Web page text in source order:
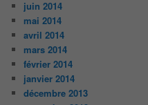
juin 2014
mai 2014
avril 2014
mars 2014
février 2014
janvier 2014
décembre 2013